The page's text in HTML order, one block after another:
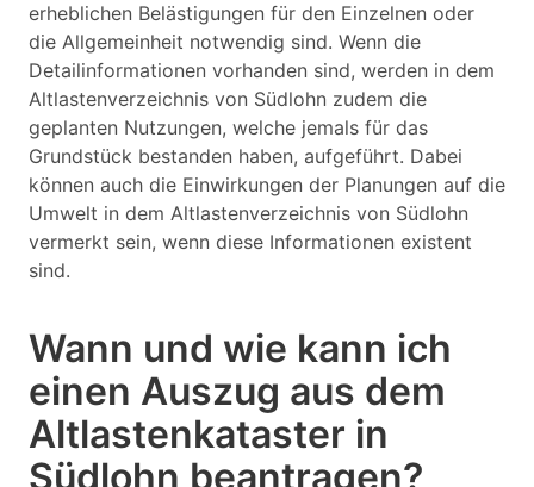
erheblichen Belästigungen für den Einzelnen oder
die Allgemeinheit notwendig sind. Wenn die
Detailinformationen vorhanden sind, werden in dem
Altlastenverzeichnis von Südlohn zudem die
geplanten Nutzungen, welche jemals für das
Grundstück bestanden haben, aufgeführt. Dabei
können auch die Einwirkungen der Planungen auf die
Umwelt in dem Altlastenverzeichnis von Südlohn
vermerkt sein, wenn diese Informationen existent
sind.
Wann und wie kann ich
einen Auszug aus dem
Altlastenkataster in
Südlohn beantragen?